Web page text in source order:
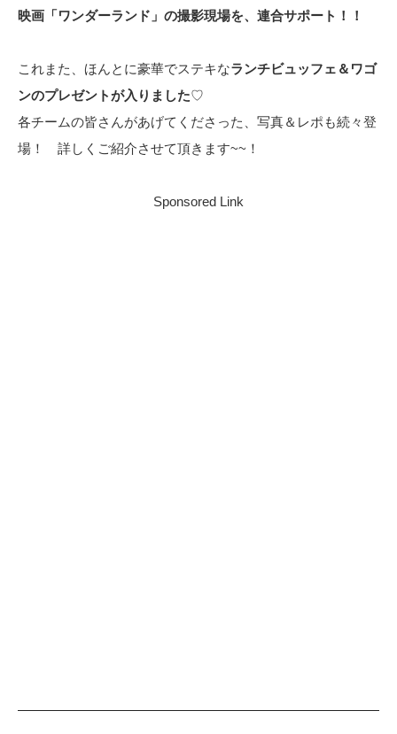
映画「ワンダーランド」の撮影現場を、連合サポート！！
これまた、ほんとに豪華でステキなランチビュッフェ＆ワゴ
ンのプレゼントが入りました♡
各チームの皆さんがあげてくださった、写真＆レポも続々登
場！ 詳しくご紹介させて頂きます~~！
Sponsored Link